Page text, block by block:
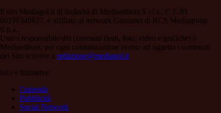
Il sito Mediagol.it di titolarità di Mediaeditors S.r.l.s., C.F./PI
06198340827, è affiliato al network Gazzanet di RCS Mediagroup
S.p.a..
Unico responsabile dei contenuti (testi, foto, video e grafiche) è
Mediaeditors; per ogni comunicazione avente ad oggetto i contenuti
del Sito scrivere a redazione@mediagol.it
Info e Iniziative
l’azienda
Pubblicità
Social Network